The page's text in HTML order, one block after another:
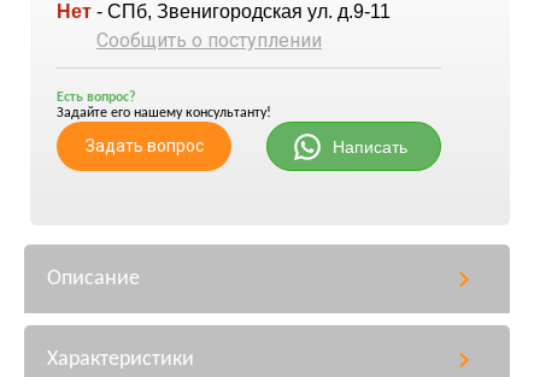
Нет - СПб, Звенигородская ул. д.9-11
Сообщить о поступлении
Есть вопрос?
Задайте его нашему консультанту!
Задать вопрос Написать
Описание
Характеристики